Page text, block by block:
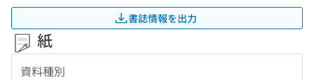
書誌情報を出力
紙
資料種別